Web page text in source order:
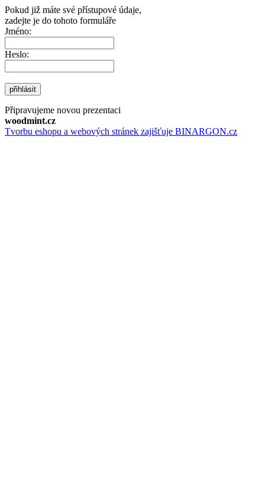
Pokud již máte své přístupové údaje,
zadejte je do tohoto formuláře
Jméno:
Heslo:
přihlásit
Připravujeme novou prezentaci
woodmint.cz
Tvorbu eshopu a webových stránek zajišťuje BINARGON.cz